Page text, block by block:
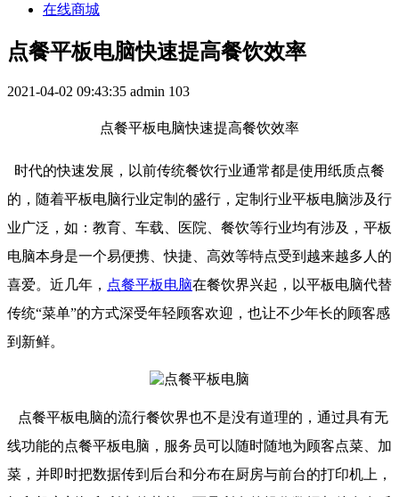
在线商城
点餐平板电脑快速提高餐饮效率
2021-04-02 09:43:35 admin 103
点餐平板电脑快速提高餐饮效率
时代的快速发展，以前传统餐饮行业通常都是使用纸质点餐
的，随着平板电脑行业定制的盛行，定制行业平板电脑涉及行
业广泛，如：教育、车载、医院、餐饮等行业均有涉及，平板
电脑本身是一个易便携、快捷、高效等特点受到越来越多人的
喜爱。近几年， 点餐平板电脑在餐饮界兴起，以平板电脑代替
传统“菜单”的方式深受年轻顾客欢迎，也让不少年长的顾客感
到新鲜。
点餐平板电脑的流行餐饮界也不是没有道理的，通过具有无
线功能的点餐平板电脑，服务员可以随时随地为顾客点菜、加
菜，并即时把数据传到后台和分布在厨房与前台的打印机上，